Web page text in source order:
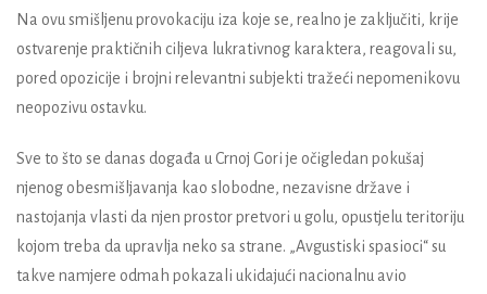
Na ovu smišljenu provokaciju iza koje se, realno je zaključiti, krije
ostvarenje praktičnih ciljeva lukrativnog karaktera, reagovali su,
pored opozicije i brojni relevantni subjekti tražeći nepomenikovu
neopozivu ostavku.
Sve to što se danas događa u Crnoj Gori je očigledan pokušaj
njenog obesmišljavanja kao slobodne, nezavisne države i
nastojanja vlasti da njen prostor pretvori u golu, opustjelu teritoriju
kojom treba da upravlja neko sa strane. „Avgustiski spasioci“ su
takve namjere odmah pokazali ukidajući nacionalnu avio